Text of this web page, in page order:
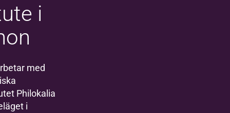
i
med
Philokalia
i